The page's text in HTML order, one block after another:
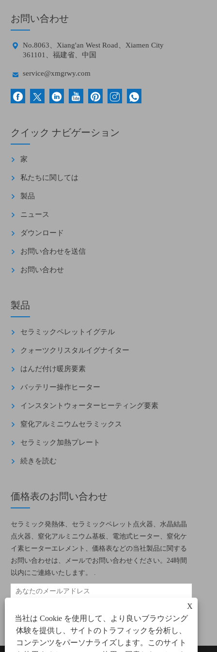
X
当社は Cookie を使用して、より良いブラウジング
体験を提供し、サイトのトラフィックを分析し、
コンテンツをパーソナライズします。このサイト
お問い合わせ

No.8063、Xiang'an West Road、Xiamen City
361101、福建省、中国
 service@xmgrwy.com
クイック ナビゲーション
家
私たちに関しては
製品
ニュース
ダウンロード
お問い合わせを送信
お問い合わせ
製品
セラミックペレットイグテル
クォーツクリスタルイグナイター
はんだ付け暖房要素
バッテリー操作ヒーター
インスタントウォーターヒーティング要素
窒化アルミニウムセラミックス
セラミック加熱プレート
続きを読む
価格表のお問い合わせ
セラミック発熱体、セラミックペレット点火器、水晶結晶
点火器、窒化アルミニウム基板、電池式ヒーター、窒化ケ
イ素ヒーターエレメント、価格表などの当社製品に関する
お問い合わせは、メールでお問い合わせください。24時間
以内にご連絡いたします。 .